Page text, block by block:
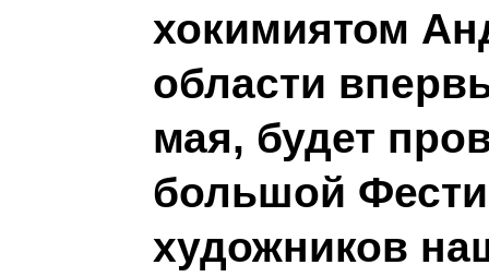
хокимиятом
области
мая, будет
большой
художников